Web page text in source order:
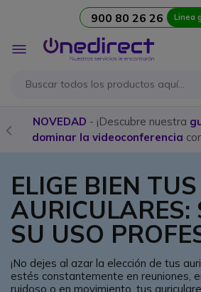
900 80 26 26 Linea
Toggle
Nav
Compra aquí losmejores
programación
ELIGE BIEN TUS
AURICULARES:
SU USO
¡No dejes al azar la elección de tus
estés constantemente en reuniones,
ruidoso o en movimiento, tus